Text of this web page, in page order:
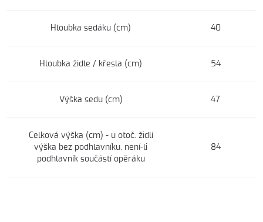
Hloubka sedáku (cm) 40
Hloubka židle / křesla (cm) 54
Výška sedu (cm) 47
Celková výška (cm) - u otoč. židlí
výška bez podhlavníku, není-li
podhlavník součástí opěráku
84